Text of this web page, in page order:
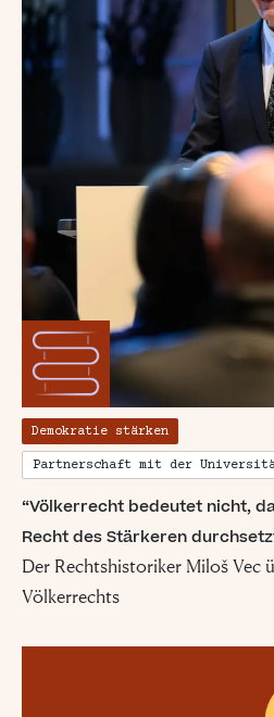
Demokratie stärken
Partnerschaft mit der
“Völkerrecht bedeutet nicht,
Recht des Stärkeren
Der Rechtshistoriker Miloš Vec
Völkerrechts